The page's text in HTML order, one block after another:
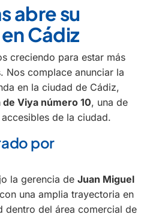
abre su
Cádiz
creciendo para estar más
Nos complace anunciar la
en la ciudad de Cádiz,
Viya número 10, una de
de la ciudad.
por
la gerencia de Juan Miguel
una amplia trayectoria en
dentro del área comercial de